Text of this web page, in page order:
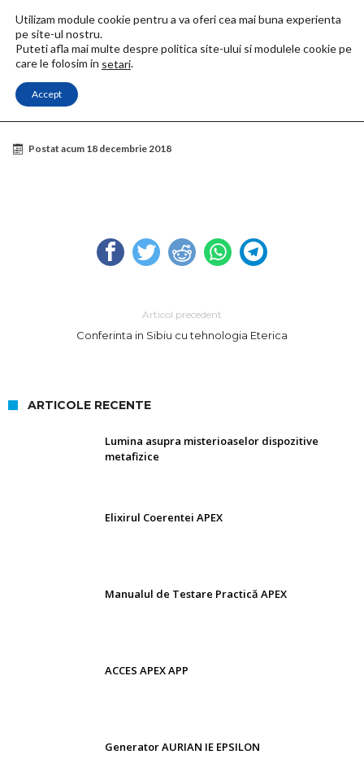
Acasa Conferinta in Sibiu cu tehnologia Eterica
et
Postat acum 18 decembrie 2018
Articol precedent
Conferinta in Sibiu cu tehnologia Eterica
ARTICOLE RECENTE
Lumina asupra misterioaselor dispozitive
metafizice
Elixirul Coerentei APEX
Manualul de Testare Practică APEX
ACCES APEX APP
Generator AURIAN IE EPSILON
Utilizam module cookie pentru a va oferi cea mai buna experienta
pe site-ul nostru.
Puteti afla mai multe despre politica site-ului si modulele cookie pe
care le folosim in setari.
Accept